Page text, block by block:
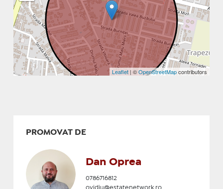
Leaflet | ©OpenStreetMapcontributors
PROMOVAT DE
Dan Oprea
0786716812
ovidiu@estatenetwork.ro